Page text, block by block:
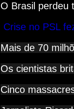
O Brasil perdeu
Crise no PSL
Mais de 70
Os cientistas
Cinco